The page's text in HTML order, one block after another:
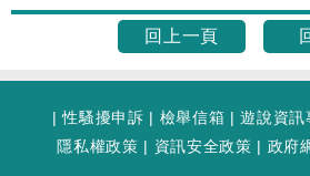
目
回上一頁
|性騷擾申訴 | 檢舉信箱 |遊說資訊
隱私權政策 | 資訊安全政策 | 政府